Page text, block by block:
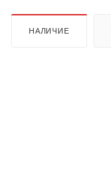
НАЛИЧИЕ